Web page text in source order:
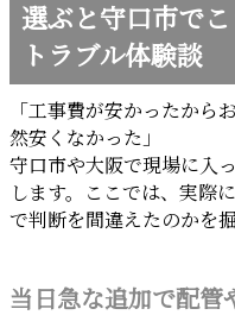
選ぶと守口市で
トラブル体験談
「工事費が安かったから
然安くなかった」
守口市や大阪で現場に入
します。ここでは、実際
で判断を間違えたのかを
当日急な追加で配管